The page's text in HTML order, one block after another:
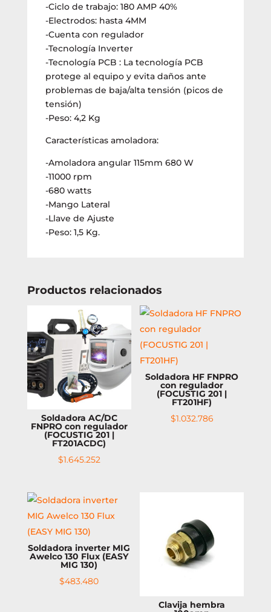
-Ciclo de trabajo: 180 AMP 40%
-Electrodos: hasta 4MM
-Cuenta con regulador
-Tecnología Inverter
-Tecnología PCB : La tecnología PCB
protege al equipo y evita daños ante
problemas de baja/alta tensión (picos de
tensión)
-Peso: 4,2 Kg
Características amoladora:
-Amoladora angular 115mm 680 W
-11000 rpm
-680 watts
-Mango Lateral
-Llave de Ajuste
-Peso: 1,5 Kg.
Productos relacionados
Soldadora AC/DC
FNPRO con regulador
(FOCUSTIG 201 |
FT201ACDC)
$1.645.252
Soldadora HF FNPRO
con regulador
(FOCUSTIG 201 |
FT201HF)
$1.032.786
Soldadora inverter MIG
Awelco 130 Flux (EASY
MIG 130)
$483.480
Clavija hembra